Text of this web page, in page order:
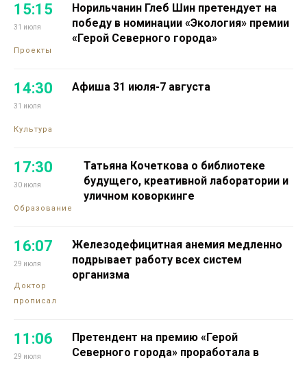
15:15
31 июля
Проекты
Норильчанин Глеб Шин претендует на
победу в номинации «Экология» премии
«Герой Северного города»
14:30
31 июля
Культура
Афиша 31 июля-7 августа
17:30
30 июля
Образование
Татьяна Кочеткова о библиотеке
будущего, креативной лаборатории и
уличном коворкинге
16:07
29 июля
Доктор
прописал
Железодефицитная анемия медленно
подрывает работу всех систем
организма
11:06
29 июля
Претендент на премию «Герой
Северного города» проработала в